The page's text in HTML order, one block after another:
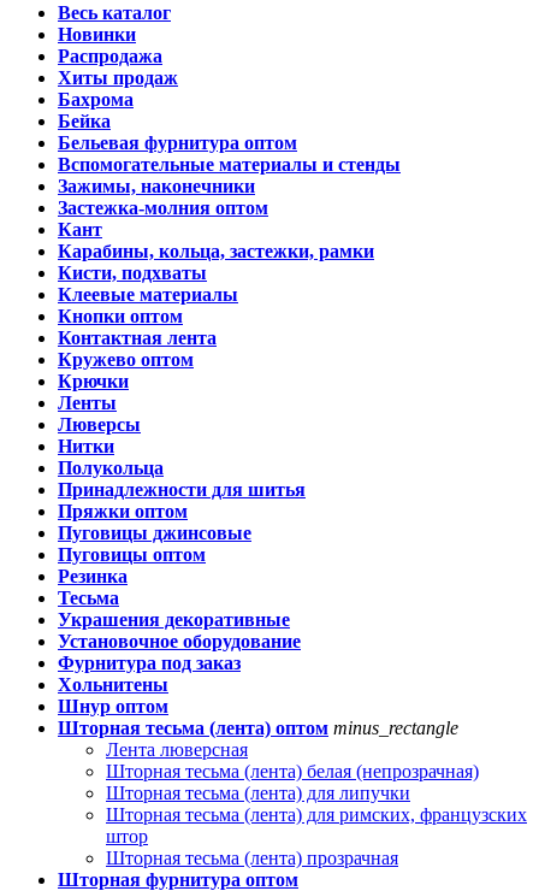
Весь каталог
Новинки
Распродажа
Хиты продаж
Бахрома
Бейка
Бельевая фурнитура оптом
Вспомогательные материалы и стенды
Зажимы, наконечники
Застежка-молния оптом
Кант
Карабины, кольца, застежки, рамки
Кисти, подхваты
Клеевые материалы
Кнопки оптом
Контактная лента
Кружево оптом
Крючки
Ленты
Люверсы
Нитки
Полукольца
Принадлежности для шитья
Пряжки оптом
Пуговицы джинсовые
Пуговицы оптом
Резинка
Тесьма
Украшения декоративные
Установочное оборудование
Фурнитура под заказ
Хольнитены
Шнур оптом
Шторная тесьма (лента) оптом minus_rectangle
Лента люверсная
Шторная тесьма (лента) белая (непрозрачная)
Шторная тесьма (лента) для липучки
Шторная тесьма (лента) для римских, французских
штор
Шторная тесьма (лента) прозрачная
Шторная фурнитура оптом